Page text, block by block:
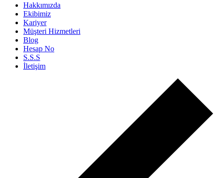
Hakkımızda
Ekibimiz
Kariyer
Müşteri Hizmetleri
Blog
Hesap No
S.S.S
İletişim